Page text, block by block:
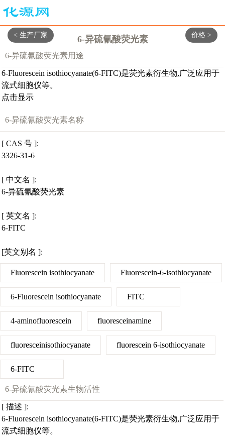
< 生产厂家 价格 >
6-异硫氰酸荧光素
6-异硫氰酸荧光素用途
6-Fluorescein isothiocyanate(6-FITC)是荧光素衍生物,广泛应用于
流式细胞仪等。
点击显示
6-异硫氰酸荧光素名称
[ CAS 号 ]:
3326-31-6
[ 中文名 ]:
6-异硫氰酸荧光素
[ 英文名 ]:
6-FITC
[英文别名 ]:
Fluorescein isothiocyanate Fluorescein-6-isothiocyanate
6-Fluorescein isothiocyanate FITC
4-aminofluorescein fluoresceinamine
fluoresceinisothiocyanate fluorescein 6-isothiocyanate
6-FITC
6-异硫氰酸荧光素生物活性
[ 描述 ]:
6-Fluorescein isothiocyanate(6-FITC)是荧光素衍生物,广泛应用于
流式细胞仪等。